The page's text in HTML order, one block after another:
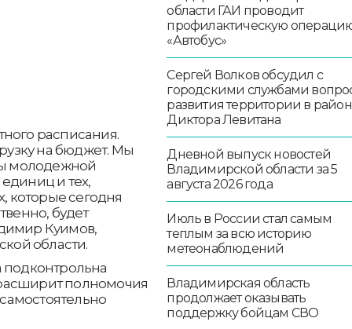
расписания.
на бюджет. Мы
молодежной
и тех,
которые сегодня
будет
Куимов,
области.
полномочия
области ГАИ проводит
профилактическую
«Автобус»
Сергей Волков обсудил с
городскими службами
развития территории в
Диктора Левитана
Дневной выпуск новостей
Владимирской области за 5
августа 2026 года
Июль в России стал самым
теплым за всю историю
метеонаблюдений
Владимирская область
продолжает оказывать
поддержку бойцам СВО